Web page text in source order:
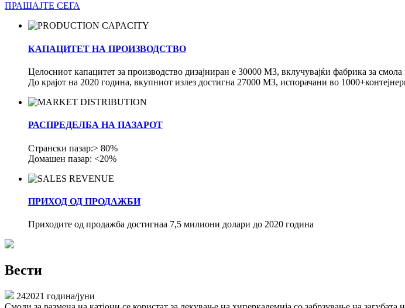
ПРАШАЈТЕ СЕГА
КАПАЦИТЕТ НА ПРОИЗВОДСТВО
Целосниот капацитет за производство дизајниран е 30000 М3, вклучувајќи фабрика за
До крајот на 2020 година, вкупниот излез достигна 27000 М3, испорачани во
РАСПРЕДЕЛБА НА ПАЗАРОТ
Странски пазар:> 80%
Домашен пазар: <20%
ПРИХОД ОД ПРОДАЖБИ
Приходите од продажба достигнаа 7,5 милиони долари до 2020 година
Вести
242021 година/јуни